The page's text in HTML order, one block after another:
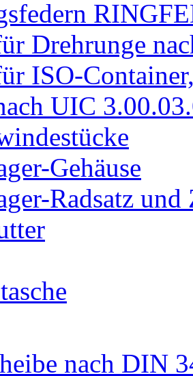
Drehrunge
ISO-
UIC
Gehäuse
Radsatz und
nach DIN